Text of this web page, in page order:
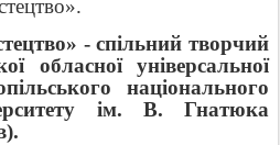
- спільний творчий
обласної універсальної
національного
ім. В. Гнатюка